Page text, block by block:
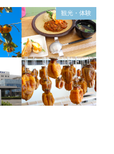
観光・体験